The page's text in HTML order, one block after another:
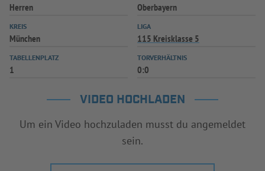
Herren Oberbayern
KREIS
München
LIGA
115 Kreisklasse 5
TABELLENPLATZ
1
TORVERHÄLTNIS
0:0
VIDEO HOCHLADEN
Um ein Video hochzuladen musst du angemeldet
sein.